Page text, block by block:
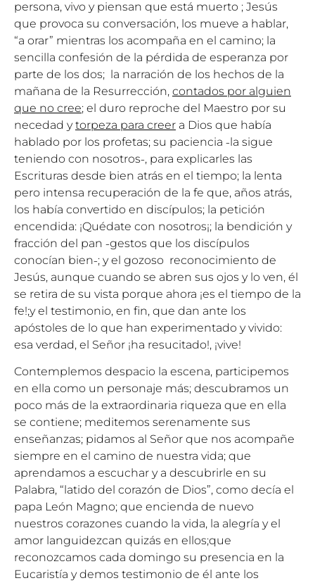
persona, vivo y piensan que está muerto ; Jesús
que provoca su conversación, los mueve a hablar,
“a orar” mientras los acompaña en el camino; la
sencilla confesión de la pérdida de esperanza por
parte de los dos; la narración de los hechos de la
mañana de la Resurrección, contados por alguien
que no cree; el duro reproche del Maestro por su
necedad ytorpeza para creer a Dios que había
hablado por los profetas; su paciencia ˗la sigue
teniendo con nosotros˗, para explicarles las
Escrituras desde bien atrás en el tiempo; la lenta
pero intensa recuperación de la fe que, años atrás,
los había convertido en discípulos; la petición
encendida: ¡Quédate con nosotros¡; la bendición y
fracción del pan ˗gestos que los discípulos
conocían bien˗; y el gozoso reconocimiento de
Jesús, aunque cuando se abren sus ojos y lo ven, él
se retira de su vista porque ahora ¡es el tiempo de la
fe!;y el testimonio, en fin, que dan ante los
apóstoles de lo que han experimentado y vivido:
esa verdad, el Señor ¡ha resucitado!, ¡vive!
Contemplemos despacio la escena, participemos
en ella como un personaje más; descubramos un
poco más de la extraordinaria riqueza que en ella
se contiene; meditemos serenamente sus
enseñanzas; pidamos al Señor que nos acompañe
siempre en el camino de nuestra vida; que
aprendamos a escuchar y a descubrirle en su
Palabra, “latido del corazón de Dios”, como decía el
papa León Magno; que encienda de nuevo
nuestros corazones cuando la vida, la alegría y el
amor languidezcan quizás en ellos;que
reconozcamos cada domingo su presencia en la
Eucaristía y demos testimonio de él ante los